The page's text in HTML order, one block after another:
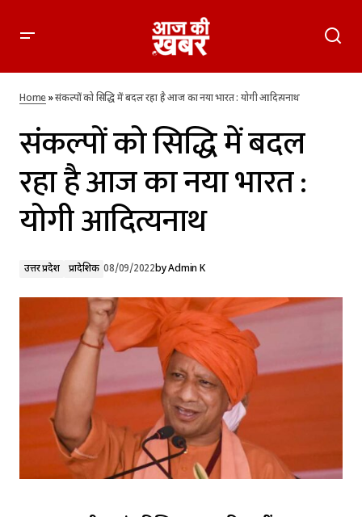
संकल्पों को सिद्धि में बदल रहा है आज का नया भारत : योगी आदित्यनाथ
Home»संकल्पों को सिद्धि में बदल रहा है आज का नया भारत : योगी आदित्यनाथ
संकल्पों को सिद्धि में बदल
रहा है आज का नया भारत :
योगी आदित्यनाथ
उत्तर प्रदेश प्रादेशिक 08/09/2022byAdmin K